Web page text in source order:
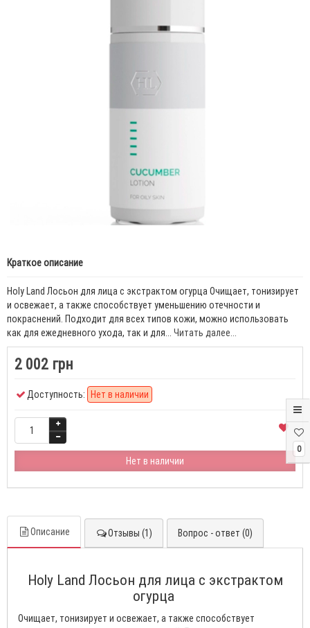
0
Краткое описание
Holy Land Лосьон для лица с экстрактом огурца Очищает, тонизирует
и освежает, а также способствует уменьшению отечности и
покраснений. Подходит для всех типов кожи, можно использовать
как для ежедневного ухода, так и для... Читать далее...
2 002 грн
Доступность: Нет в наличии
Нет в наличии
Описание Отзывы (1) Вопрос - ответ (0)
Holy Land Лосьон для лица с экстрактом
огурца
Очищает, тонизирует и освежает, а также способствует